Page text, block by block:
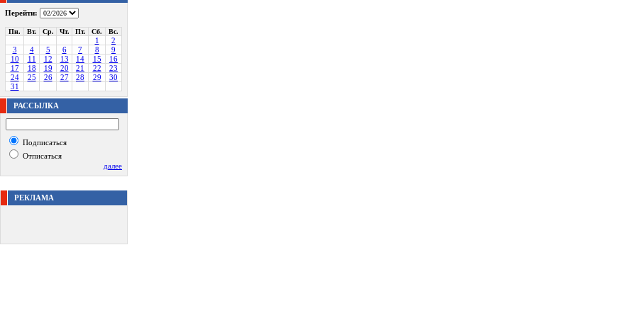
Перейти:
Пн. Вт. Ср. Чт. Пт. Сб. Вс.
1
2
3
4 5 6 7 8
9
10
11 12 13 14 15
16
17
18 19 20 21 22
23
24
25 26 27 28 29
30
31
РАССЫЛКА
Подписаться
Отписаться
далее
РЕКЛАМА